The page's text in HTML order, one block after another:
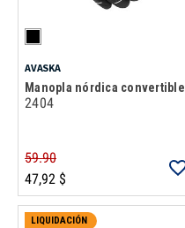
AVASKA
Manopla nórdica convertible
2404
59.90
47,92 $
LIQUIDACIÓN